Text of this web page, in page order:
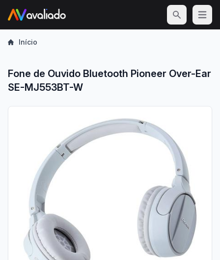
Open
Início
Fone de Ouvido Bluetooth Pioneer Over-Ear
SE-MJ553BT-W